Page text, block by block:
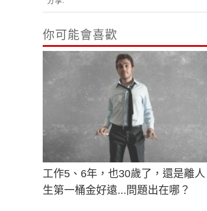
分享:
你可能會喜歡
工作5、6年，也30歲了，還是離人